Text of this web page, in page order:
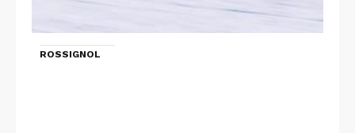
ROSSIGNOL